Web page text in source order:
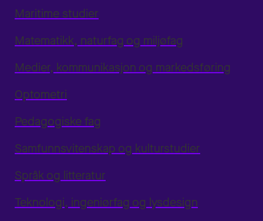
Maritime studier
Matematikk, naturfag og miljøfag
Medier, kommunikasjon og markedsføring
Optometri
Pedagogiske fag
Samfunnsvitenskap og kulturstudier
Språk og litteratur
Teknologi, ingeniørfag og lysdesign